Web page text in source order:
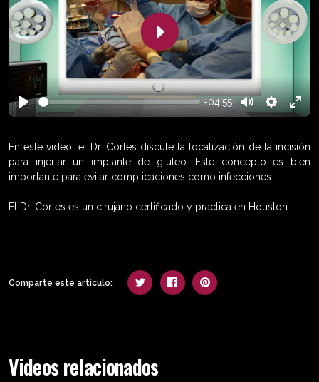
Play
-04:55
MuteSettings
Enter
Play
En este video, el Dr. Cortes discute la localización de la incisión
para injertar un implante de gluteo. Este concepto es bien
importante para evitar complicaciones como infecciones.
El Dr. Cortes es un cirujano certificado y practica en Houston.
Comparte este artículo:
Videos relacionados